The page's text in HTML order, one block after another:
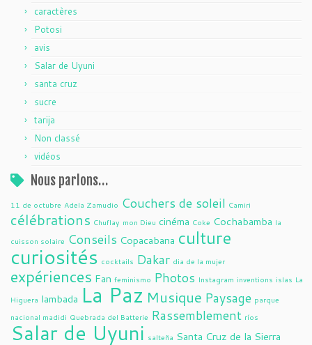
caractères
Potosi
avis
Salar de Uyuni
santa cruz
sucre
tarija
Non classé
vidéos
Nous parlons…
11 de octubre Adela Zamudio Couchers de soleil Camiri
célébrations Chuflay mon Dieu cinéma Coke Cochabamba la
cuisson solaire Conseils Copacabana culture
curiosités cocktails Dakar dia de la mujer
expériences Fan feminismo Photos Instagram inventions islas La
Higuera lambada La Paz Musique Paysage parque
nacional madidi Quebrada del Batterie Rassemblement ríos
Salar de Uyuni salteña Santa Cruz de la Sierra